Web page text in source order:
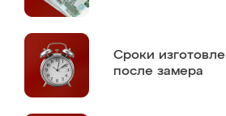
Сроки
после замера